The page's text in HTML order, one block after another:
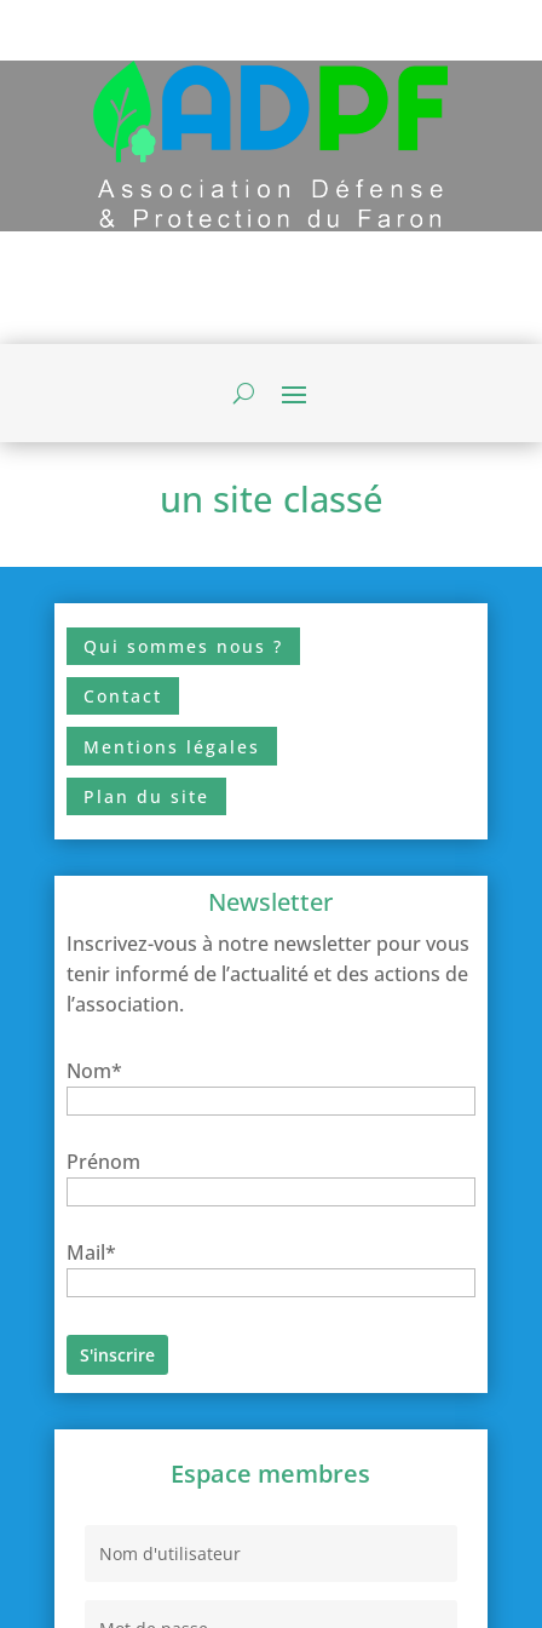
un site classé
Qui sommes nous ?
Contact
Mentions légales
Plan du site
Newsletter
Inscrivez-vous à notre newsletter pour vous
tenir informé de l’actualité et des actions de
l’association.
Nom*
Prénom
Mail*
Espace membres